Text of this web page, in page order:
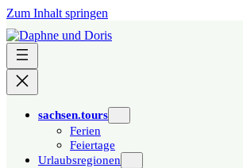
Zum Inhalt springen
sachsen.tours
Ferien
Feiertage
Urlaubsregionen